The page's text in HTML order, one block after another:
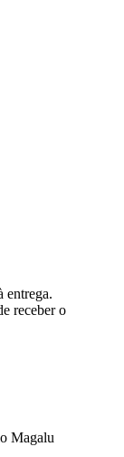
entrega.
receber o
Magalu